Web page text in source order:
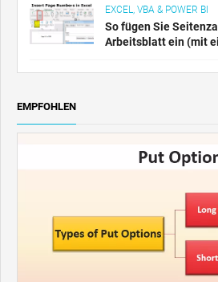
EXCEL, VBA & POWER BI
So fügen Sie
Arbeitsblatt ein (mit
EMPFOHLEN